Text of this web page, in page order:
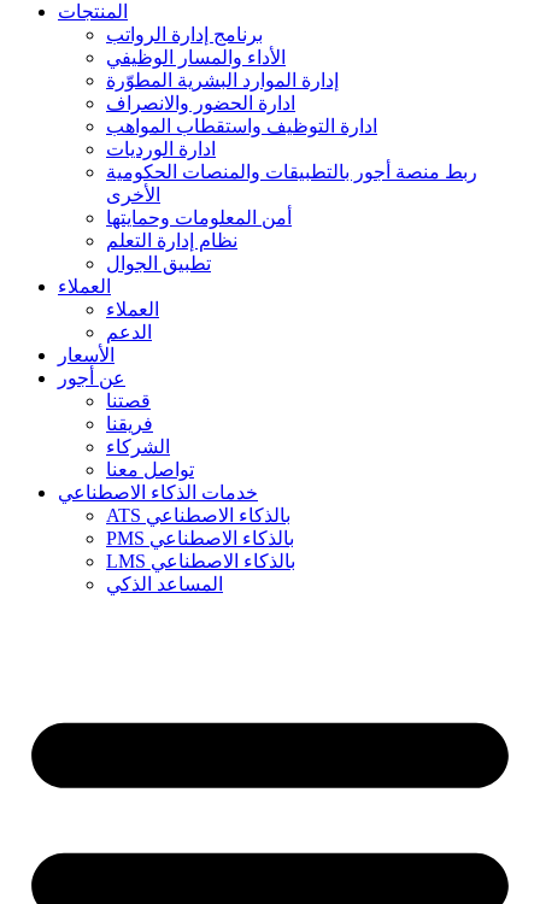
المنتجات
برنامج إدارة الرواتب
الأداء والمسار الوظيفي
إدارة الموارد البشرية المطوّرة
ادارة الحضور والانصراف
ادارة التوظيف واستقطاب المواهب
ادارة الورديات
ربط منصة أجور بالتطبيقات والمنصات الحكومية
الأخرى
أمن المعلومات وحمايتها
نظام إدارة التعلم
تطبيق الجوال
العملاء
العملاء
الدعم
الأسعار
عن أجور
قصتنا
فريقنا
الشركاء
تواصل معنا
خدمات الذكاء الاصطناعي
ATS بالذكاء الاصطناعي
PMS بالذكاء الاصطناعي
LMS بالذكاء الاصطناعي
المساعد الذكي